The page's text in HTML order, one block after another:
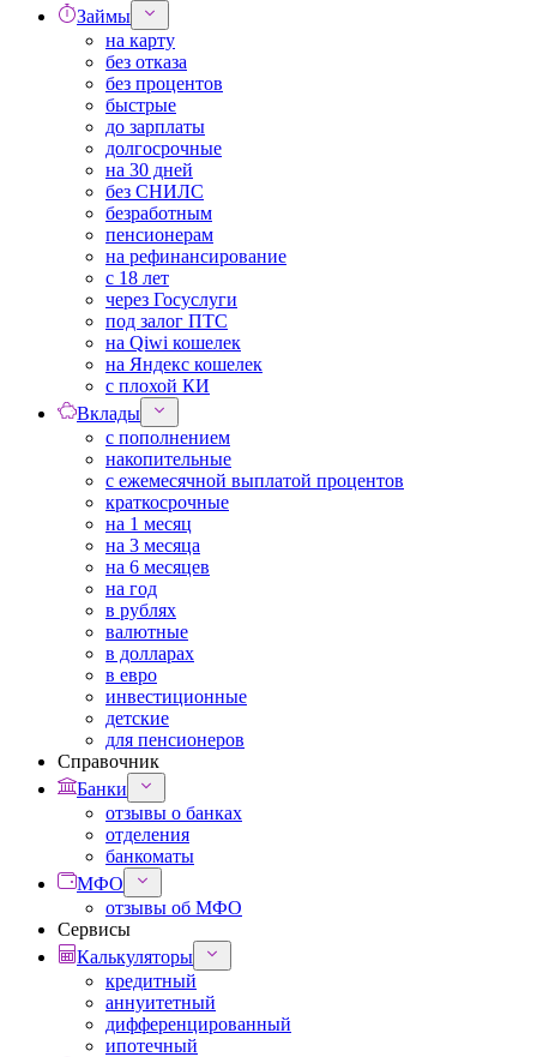
Займы
на карту
без отказа
без процентов
быстрые
до зарплаты
долгосрочные
на 30 дней
без СНИЛС
безработным
пенсионерам
на рефинансирование
с 18 лет
через Госуслуги
под залог ПТС
на Qiwi кошелек
на Яндекс кошелек
с плохой КИ
Вклады
с пополнением
накопительные
с ежемесячной выплатой процентов
краткосрочные
на 1 месяц
на 3 месяца
на 6 месяцев
на год
в рублях
валютные
в долларах
в евро
инвестиционные
детские
для пенсионеров
Справочник
Банки
отзывы о банках
отделения
банкоматы
МФО
отзывы об МФО
Сервисы
Калькуляторы
кредитный
аннуитетный
дифференцированный
ипотечный